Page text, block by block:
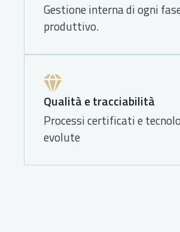
Gestione interna di ogni
produttivo.
Qualità e tracciabilità
Processi certificati e
evolute